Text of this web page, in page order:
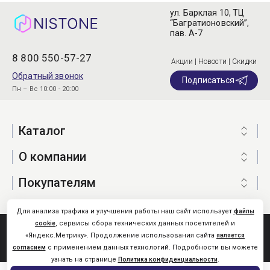
8 800 550-57-27
Обратный звонок
Пн – Вс 10:00 - 20:00
ул. Барклая 10, ТЦ
“Багратионовский”,
пав. А-7
Акции | Новости | Скидки
Подписаться
Каталог
О компании
Покупателям
Nistone.Ru © 2026
Карта сайта
Для анализа трафика и улучшения работы наш сайт использует файлы
cookie, сервисы сбора технических данных посетителей и
«Яндекс.Метрику». Продолжение использования сайта является
согласием с применением данных технологий. Подробности вы можете
узнать на странице Политика конфиденциальности.